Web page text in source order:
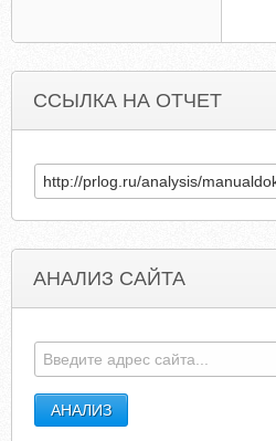
ССЫЛКА НА ОТЧЕТ
АНАЛИЗ САЙТА